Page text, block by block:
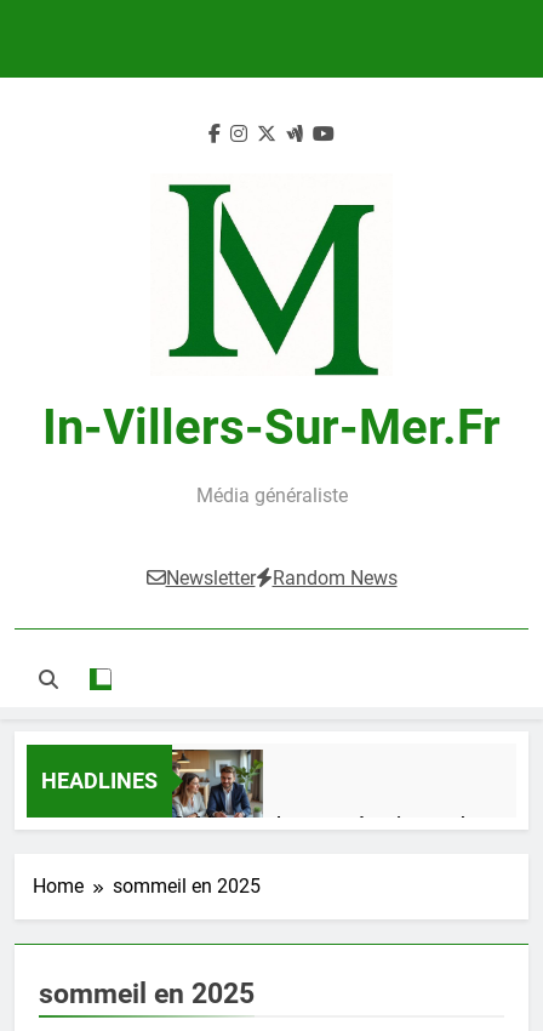
In-Villers-Sur-Mer.fr
Média généraliste
Newsletter Random News
HEADLINES
Guide complet pour réussir un achat
1 Semaine Ago
impact dans le domaine médical
4 Mois Ago
Home sommeil en 2025
sommeil en 2025